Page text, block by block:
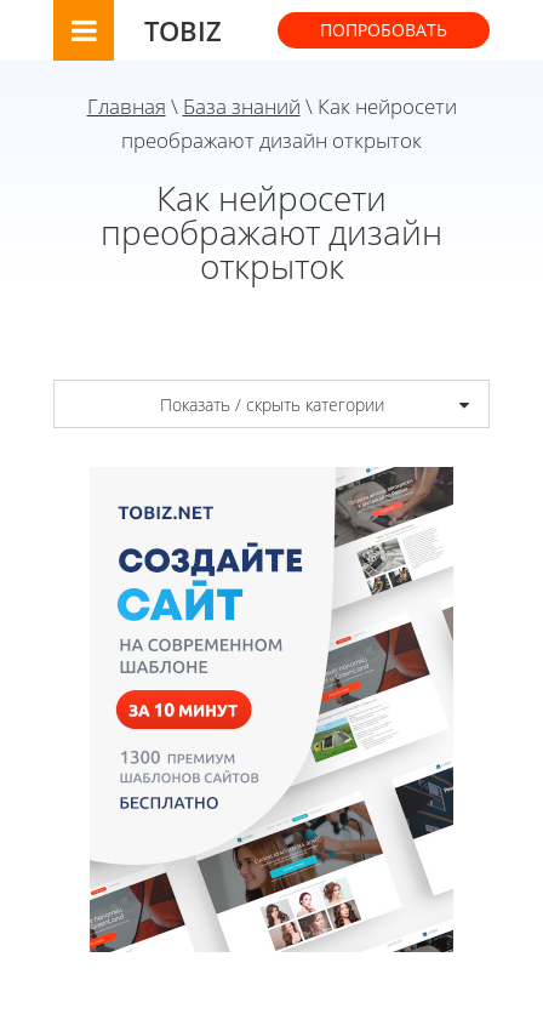
TOBIZ ПОПРОБОВАТЬ
Главная \ База знаний \ Как нейросети
преображают дизайн открыток
Как нейросети
преображают дизайн
открыток
Показать / скрыть категории